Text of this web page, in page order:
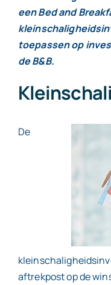
een Bed and
toepassen op
de B&B.
De
aftrekpost op de